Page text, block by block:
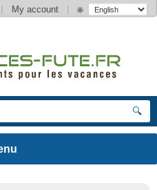
| My account | 🌐
🔍